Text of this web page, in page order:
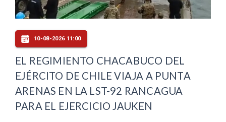
10-08-2026 11:00
EL REGIMIENTO CHACABUCO DEL
EJÉRCITO DE CHILE VIAJA A PUNTA
ARENAS EN LA LST-92 RANCAGUA
PARA EL EJERCICIO JAUKEN